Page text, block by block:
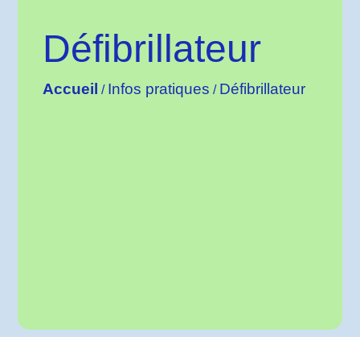
Défibrillateur
Accueil / Infos pratiques / Défibrillateur